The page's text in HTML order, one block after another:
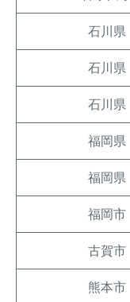
石川県
石川県
石川県
福岡県
福岡県
福岡市
古賀市
熊本市